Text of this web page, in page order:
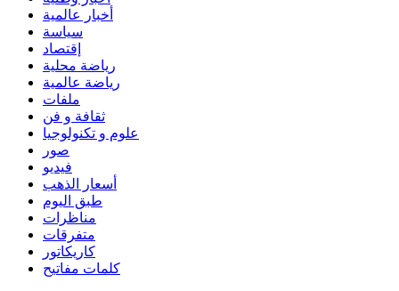
أخبار عالمية
سياسة
إقتصاد
رياضة محلية
رياضة عالمية
ملفات
ثقافة و فن
علوم و تكنولوجيا
صور
فيديو
أسعار الذهب
طبق اليوم
مناظرات
متفرقات
كاريكاتور
كلمات مفاتيح